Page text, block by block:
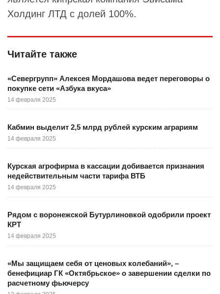
Холдинг ЛТД с долей 100%.
Читайте также
«Севергрупп» Алексея Мордашова ведет переговоры о
покупке сети «Азбука вкуса»
14 февраля 2025
Кабмин выделит 2,5 млрд рублей курским аграриям
14 февраля 2025
Курская агрофирма в кассации добивается признания
недействительным части тарифа ВТБ
14 февраля 2025
Рядом с воронежской Бутурлиновкой одобрили проект
КРТ
14 февраля 2025
«Мы защищаем себя от ценовых колебаний», –
бенефициар ГК «Октябрьское» о завершении сделки по
расчетному фьючерсу